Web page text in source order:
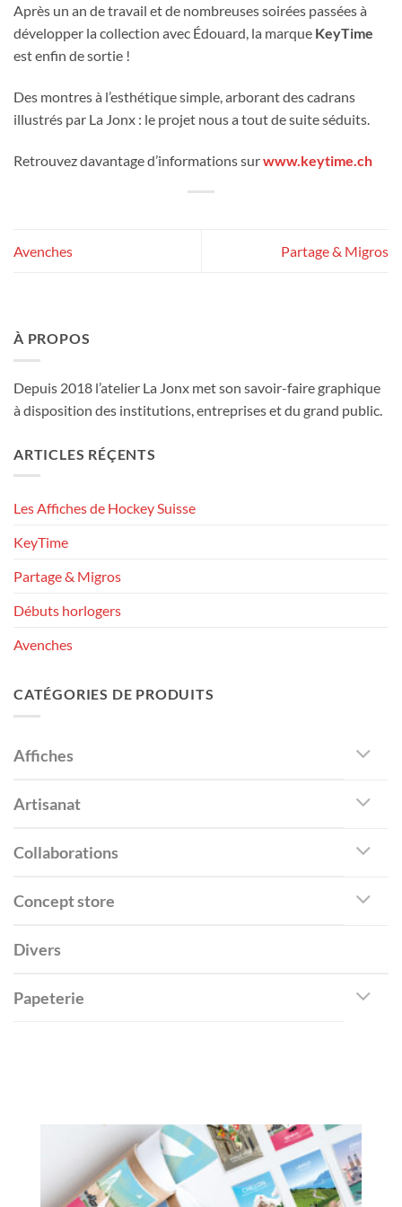
Après un an de travail et de nombreuses soirées passées à
développer la collection avec Édouard, la marque KeyTime
est enfin de sortie !
Des montres à l’esthétique simple, arborant des cadrans
illustrés par La Jonx : le projet nous a tout de suite séduits.
Retrouvez davantage d’informations surwww.keytime.ch
Avenches Partage & Migros
À PROPOS
Depuis 2018 l’atelier La Jonx met son savoir-faire graphique
à disposition des institutions, entreprises et du grand public.
ARTICLES RÉÇENTS
Les Affiches de Hockey Suisse
KeyTime
Partage & Migros
Débuts horlogers
Avenches
CATÉGORIES DE PRODUITS
Affiches
Artisanat
Collaborations
Concept store
Divers
Papeterie